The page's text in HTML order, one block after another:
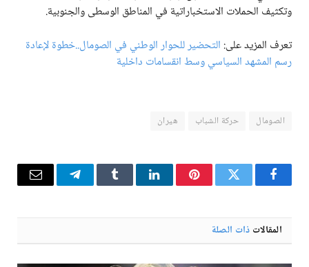
وتكثيف الحملات الاستخباراتية في المناطق الوسطى والجنوبية.
تعرف المزيد على: التحضير للحوار الوطني في الصومال..خطوة لإعادة
رسم المشهد السياسي وسط انقسامات داخلية
الصومال حركة الشباب هيران
فيسبوكتويتر بينتيريستلينكدإن Tumblr تيلقرام البريد
المقالات ذات الصلة